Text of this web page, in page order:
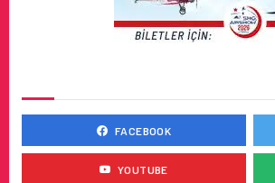
FACEBOOK
YOUTUBE